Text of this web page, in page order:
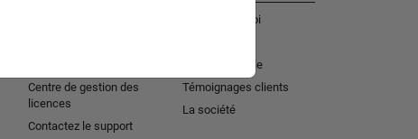
Centre de gestion des
licences
Contactez le support
Offres d'emploi
Mission sociale
Témoignages clients
La société